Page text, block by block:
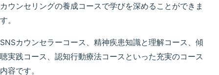
カウンセリングの養成コースで学びを深めることができま
す。
SNSカウンセラーコース、精神疾患知識と理解コース、傾
聴実践コース、認知行動療法コースといった充実のコース
内容です。